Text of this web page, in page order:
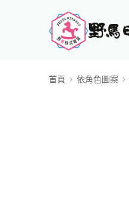
首頁 依角色圖案